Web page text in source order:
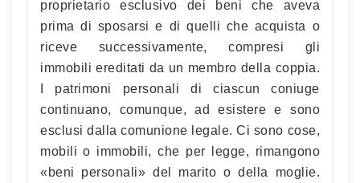
proprietario esclusivo dei beni che aveva
prima di sposarsi e di quelli che acquista o
riceve successivamente, compresi gli
immobili ereditati da un membro della coppia.
I patrimoni personali di ciascun coniuge
continuano, comunque, ad esistere e sono
esclusi dalla comunione legale. Ci sono cose,
mobili o immobili, che per legge, rimangono
«beni personali» del marito o della moglie.